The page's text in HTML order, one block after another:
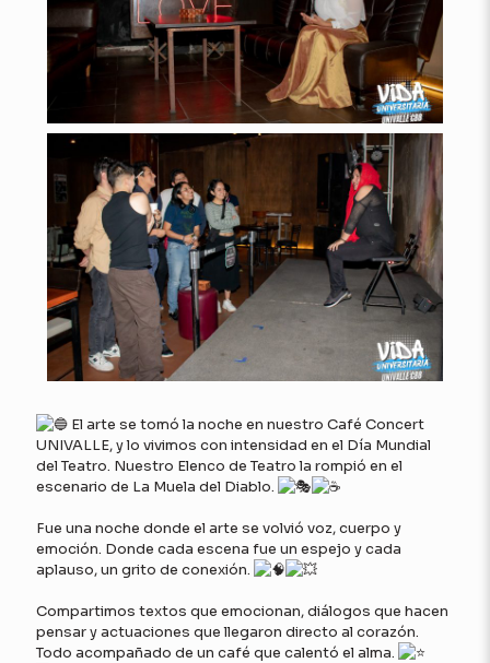
El arte se tomó la noche en nuestro Café Concert
UNIVALLE, y lo vivimos con intensidad en el Día Mundial
del Teatro. Nuestro Elenco de Teatro la rompió en el
escenario de La Muela del Diablo.
Fue una noche donde el arte se volvió voz, cuerpo y
emoción. Donde cada escena fue un espejo y cada
aplauso, un grito de conexión.
Compartimos textos que emocionan, diálogos que hacen
pensar y actuaciones que llegaron directo al corazón.
Todo acompañado de un café que calentó el alma.